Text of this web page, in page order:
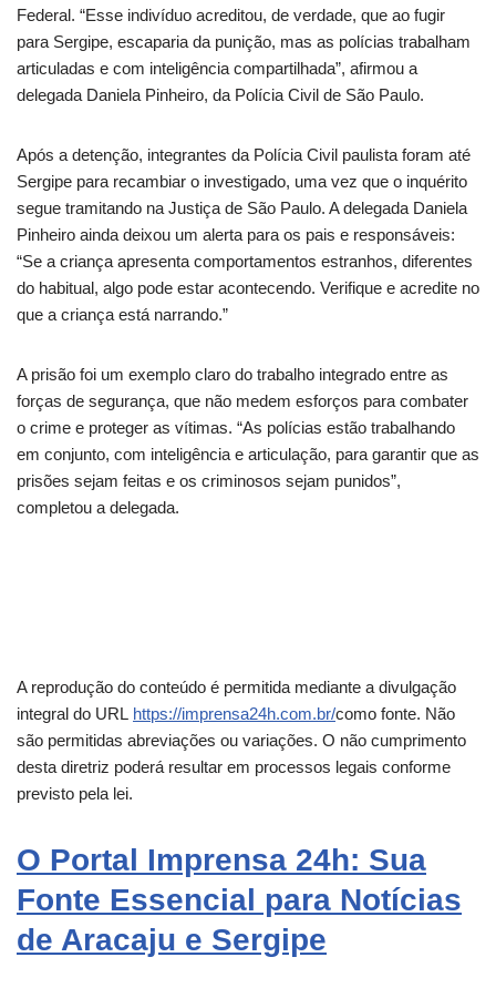
Federal. “Esse indivíduo acreditou, de verdade, que ao fugir
para Sergipe, escaparia da punição, mas as polícias trabalham
articuladas e com inteligência compartilhada”, afirmou a
delegada Daniela Pinheiro, da Polícia Civil de São Paulo.
Após a detenção, integrantes da Polícia Civil paulista foram até
Sergipe para recambiar o investigado, uma vez que o inquérito
segue tramitando na Justiça de São Paulo. A delegada Daniela
Pinheiro ainda deixou um alerta para os pais e responsáveis:
“Se a criança apresenta comportamentos estranhos, diferentes
do habitual, algo pode estar acontecendo. Verifique e acredite no
que a criança está narrando.”
A prisão foi um exemplo claro do trabalho integrado entre as
forças de segurança, que não medem esforços para combater
o crime e proteger as vítimas. “As polícias estão trabalhando
em conjunto, com inteligência e articulação, para garantir que as
prisões sejam feitas e os criminosos sejam punidos”,
completou a delegada.
A reprodução do conteúdo é permitida mediante a divulgação
integral do URL https://imprensa24h.com.br/como fonte. Não
são permitidas abreviações ou variações. O não cumprimento
desta diretriz poderá resultar em processos legais conforme
previsto pela lei.
O Portal Imprensa 24h: Sua
Fonte Essencial para Notícias
de Aracaju e Sergipe